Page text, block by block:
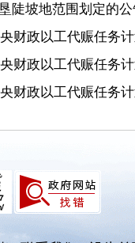
陡坡地范围划定的
财政以工代赈任务
财政以工代赈任务
财政以工代赈任务